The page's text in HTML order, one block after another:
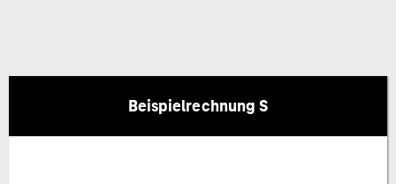
Beispielrechnung S